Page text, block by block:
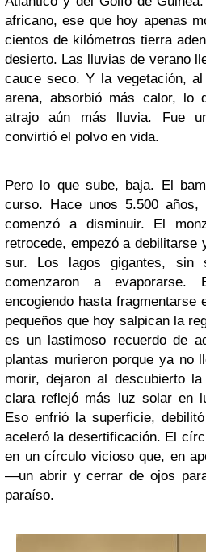
africano, ese que hoy apenas
cientos de kilómetros tierra
desierto. Las lluvias de verano
cauce seco. Y la vegetación,
arena, absorbió más calor, lo
atrajo aún más lluvia. Fue
convirtió el polvo en vida.
Pero lo que sube, baja. El
curso. Hace unos 5.500 años,
comenzó a disminuir. El
retrocede, empezó a debilitarse
sur. Los lagos gigantes, sin
comenzaron a
encogiendo hasta fragmentarse
pequeños que hoy salpican la
es un lastimoso recuerdo de
plantas murieron porque ya no
morir, dejaron al descubierto
clara reflejó más luz solar en
Eso enfrió la superficie,
aceleró la desertificación. El
en un círculo vicioso que, en
—un abrir y cerrar de ojos
paraíso.